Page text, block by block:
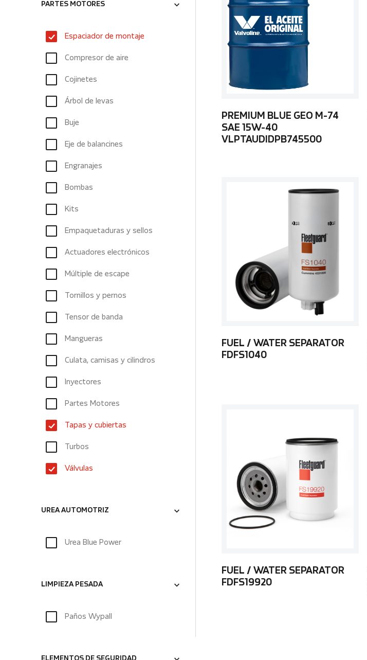
PARTES MOTORES
Espaciador de montaje
Compresor de aire
Cojinetes
Árbol de levas
Buje
Eje de balancines
Engranajes
Bombas
Kits
Empaquetaduras y sellos
Actuadores electrónicos
Múltiple de escape
Tornillos y pernos
Tensor de banda
Mangueras
Culata, camisas y cilindros
Inyectores
Partes Motores
Tapas y cubiertas
Turbos
Válvulas
UREA AUTOMOTRIZ
Urea Blue Power
LIMPIEZA PESADA
Paños Wypall
PREMIUM BLUE GEO M-74
SAE 15W-40
VLPTAUDIDPB745500
FUEL / WATER SEPARATOR
FDFS1040
FUEL / WATER SEPARATOR
FDFS19920